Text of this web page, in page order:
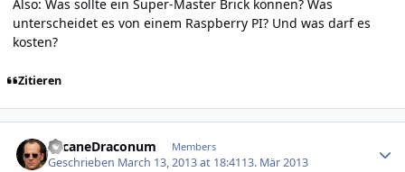
Also: Was sollte ein Super-Master Brick können? Was
unterscheidet es von einem Raspberry PI? Und was darf es
kosten?
Zitieren
ArcaneDraconum Members
Geschrieben March 13, 2013 at 18:4113. Mär 2013